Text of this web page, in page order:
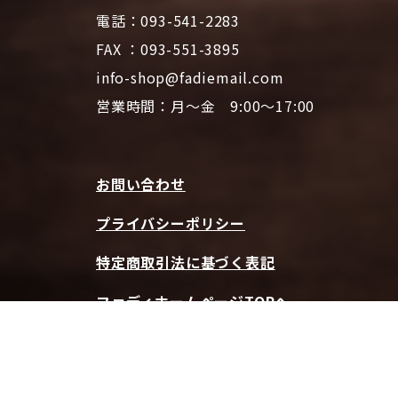
電話：093-541-2283
FAX ：093-551-3895
info-shop@fadiemail.com
営業時間：月～金 9:00～17:00
お問い合わせ
プライバシーポリシー
特定商取引法に基づく表記
ファディホームページTOPへ